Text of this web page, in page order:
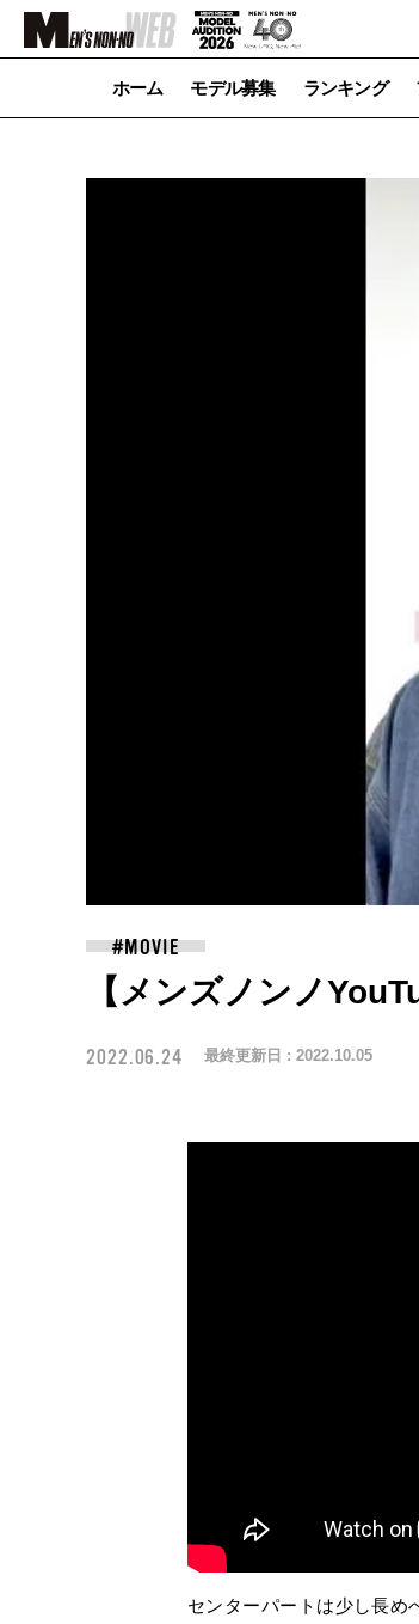
ホーム モデル募集 ランキング
【メンズノンノ
2022.06.24 最終更新日 : 2022.10.05
センターパートは少し長め